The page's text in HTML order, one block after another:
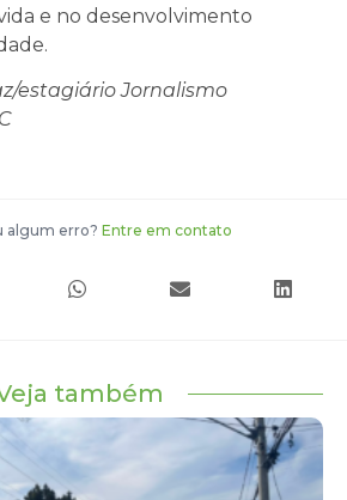
e no desenvolvimento
estagiário Jornalismo
algum erro? Entre em contato
também